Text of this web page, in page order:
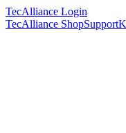
TecAlliance Login
TecAlliance ShopSupport